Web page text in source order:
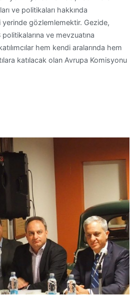
ve politikaları hakkında
gözlemlemektir. Gezide,
ve mevzuatına
hem kendi aralarında hem
katılacak olan Avrupa Komisyonu